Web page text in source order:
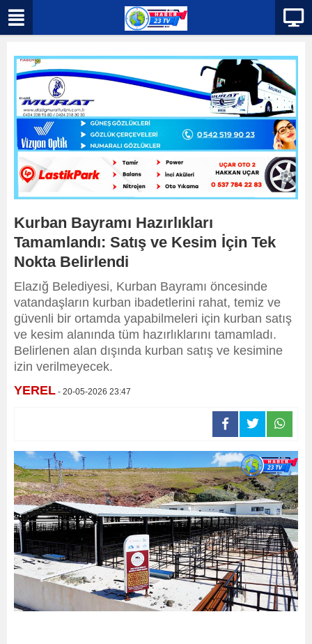
Kurban Bayramı Hazırlıkları
Tamamlandı: Satış ve Kesim İçin Tek
Nokta Belirlendi
Elazığ Belediyesi, Kurban Bayramı öncesinde
vatandaşların kurban ibadetlerini rahat, temiz ve
güvenli bir ortamda yapabilmeleri için kurban satış
ve kesim alanında tüm hazırlıklarını tamamladı.
Belirlenen alan dışında kurban satış ve kesimine
izin verilmeyecek.
YEREL - 20-05-2026 23:47